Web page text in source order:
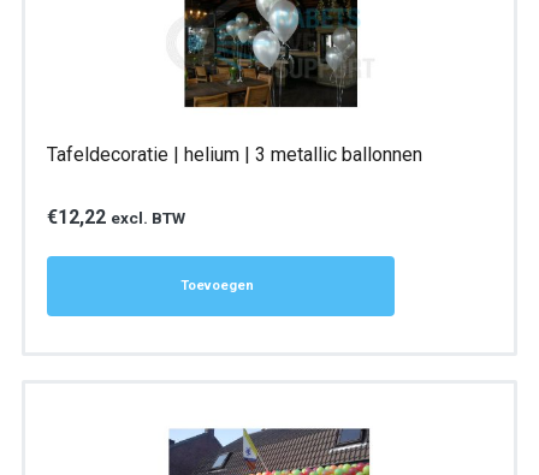
Tafeldecoratie | helium | 3 metallic ballonnen
€12,22 excl. BTW
Toevoegen